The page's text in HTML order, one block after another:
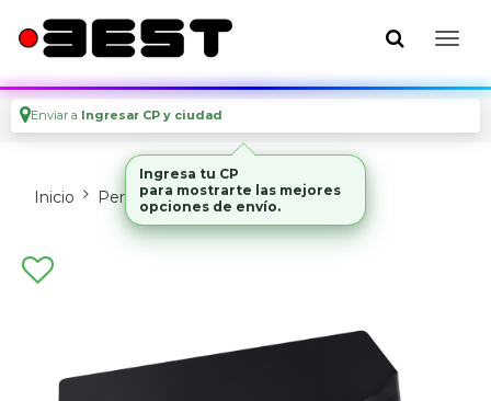
Enviar a Ingresar CP y ciudad
Inicio Perifericos Mouses Y Pads
Ingresa tu CP
para mostrarte las mejores
opciones de envío.